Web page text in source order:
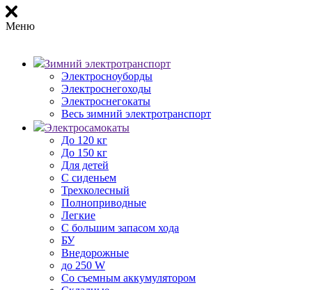
Меню
Зимний электротранспорт
Электросноуборды
Электроснегоходы
Электроснегокаты
Весь зимний электротранспорт
Электросамокаты
До 120 кг
До 150 кг
Для детей
С сиденьем
Трехколесный
Полноприводные
Легкие
С большим запасом хода
БУ
Внедорожные
до 250 W
Со съемным аккумулятором